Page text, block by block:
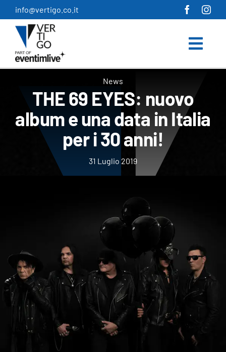
Salta
al
contenuto
info@vertigo.co.it
News
THE 69 EYES: nuovo
album e una data in Italia
per i 30 anni!
31 Luglio 2019